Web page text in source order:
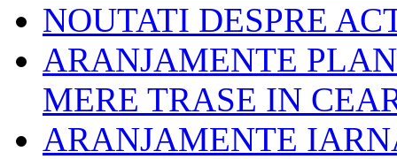
NOUTATI DESPRE
ARANJAMENTE
MERE TRASE IN
ARANJAMENTE